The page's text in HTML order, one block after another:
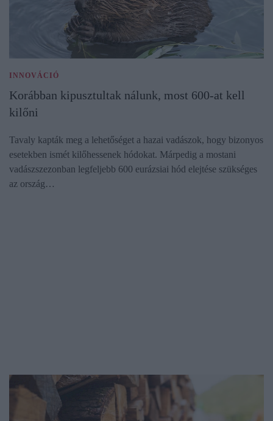
INNOVÁCIÓ
Korábban kipusztultak nálunk, most 600-at kell
kilőni
Tavaly kapták meg a lehetőséget a hazai vadászok, hogy bizonyos
esetekben ismét kilőhessenek hódokat. Márpedig a mostani
vadászszezonban legfeljebb 600 eurázsiai hód elejtése szükséges
az ország…